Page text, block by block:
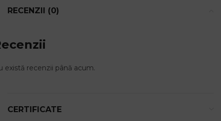
RECENZII (0)
există recenzii până acum.
CERTIFICATE